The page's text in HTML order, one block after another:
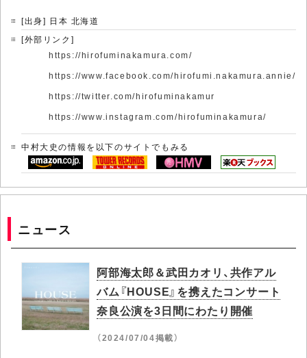
[出身] 日本 北海道
[外部リンク]
https://hirofuminakamura.com/
https://www.facebook.com/hirofumi.nakamura.annie/
https://twitter.com/hirofuminakamur
https://www.instagram.com/hirofuminakamura/
中村大史の情報を以下のサイトでもみる
ニュース
阿部海太郎＆武田カオリ、共作アル
バム『HOUSE』を携えたコンサート
奈良公演を3日間にわたり開催
（2024/07/04掲載）